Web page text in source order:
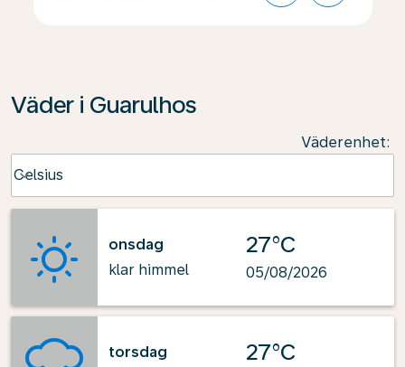
Väder i Guarulhos
Väderenhet:
Celsius
keyboard_arrow_down
onsdag
klar himmel
27°C
05/08/2026
torsdag
27°C